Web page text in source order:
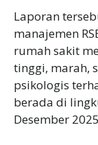
‎Laporan
manajemen
rumah sakit
tinggi, marah,
psikologis
berada di
Desember